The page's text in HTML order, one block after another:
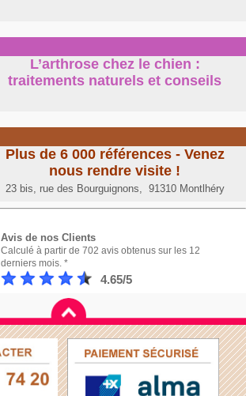
L’arthrose chez le chien :
traitements naturels et conseil s
Plus de 6 000 références - Venez
nous rendre visite !
23 bis, rue des Bourguignons, 91310 Montlhéry
Avis de nos Clients
Calculé à partir de 702 avis obtenus sur les 12
derniers mois. *
4.65/5